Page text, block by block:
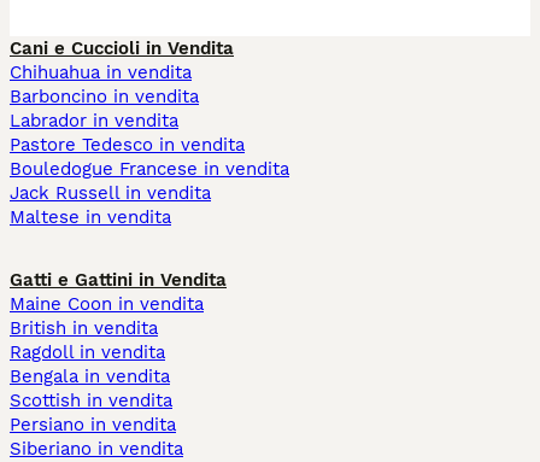
Cani e Cuccioli in Vendita
Chihuahua in vendita
Barboncino in vendita
Labrador in vendita
Pastore Tedesco in vendita
Bouledogue Francese in vendita
Jack Russell in vendita
Maltese in vendita
Gatti e Gattini in Vendita
Maine Coon in vendita
British in vendita
Ragdoll in vendita
Bengala in vendita
Scottish in vendita
Persiano in vendita
Siberiano in vendita